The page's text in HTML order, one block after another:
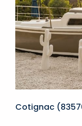
Cotignac